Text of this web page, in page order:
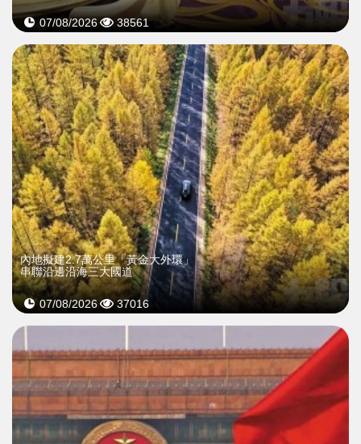
07/08/2026 38561
內地擬建2.7萬公里「黃金大外環」
串聯沿邊沿海三大國道
07/08/2026 37016